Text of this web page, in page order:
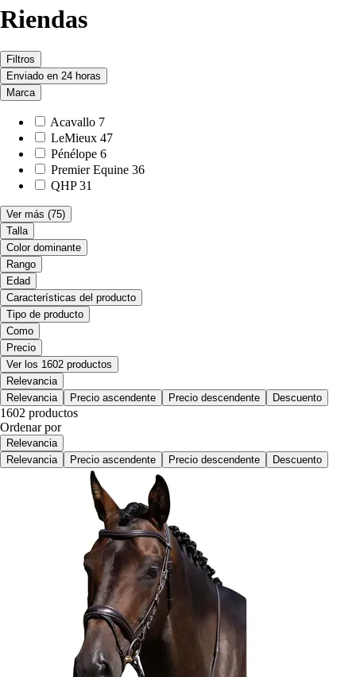
Riendas
Filtros
Enviado en 24 horas
Marca
Acavallo 7
LeMieux 47
Pénélope 6
Premier Equine 36
QHP 31
Ver más (75)
Talla
Color dominante
Rango
Edad
Características del producto
Tipo de producto
Como
Precio
Ver los 1602 productos
Relevancia
Relevancia
Precio ascendente Precio descendente Descuento
1602 productos
Ordenar por
Relevancia
Relevancia
Precio ascendente Precio descendente Descuento